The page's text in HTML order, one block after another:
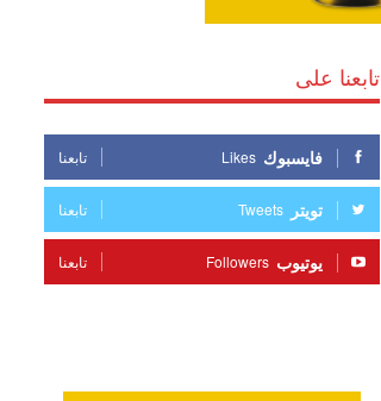
تابعنا على
فايسبوك Likes تابعنا
تويتر Tweets تابعنا
يوتيوب Followers تابعنا